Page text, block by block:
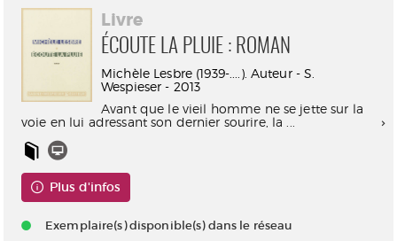
Livre
ÉCOUTE LA PLUIE : ROMAN
Michèle Lesbre (1939-....). Auteur - S.
Wespieser - 2013
Avant que le vieil homme ne se jette sur la
voie en lui adressant son dernier sourire, la ...
Plus d'infos
Exemplaire(s) disponible(s) dans le réseau